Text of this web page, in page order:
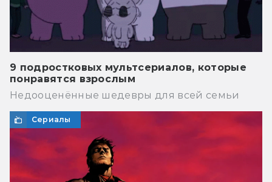
9 подростковых мультсериалов, которые
понравятся взрослым
Недооценённые шедевры для всей семьи
Сериалы